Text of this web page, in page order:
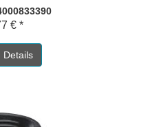
€ *
Details